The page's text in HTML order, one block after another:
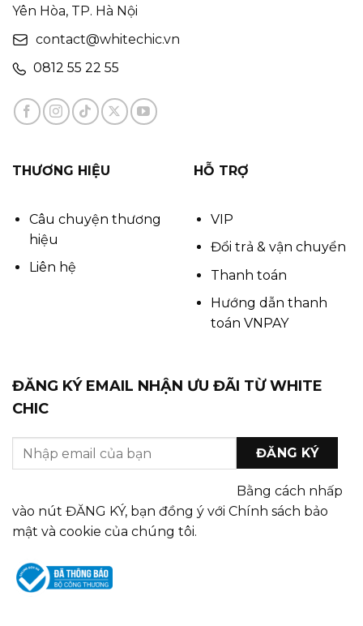
Yên Hòa, TP. Hà Nội
contact@whitechic.vn
0812 55 22 55
THƯƠNG HIỆU
Câu chuyện thương
hiệu
Liên hệ
HỖ TRỢ
VIP
Đổi trả & vận chuyển
Thanh toán
Hướng dẫn thanh
toán VNPAY
ĐĂNG KÝ EMAIL NHẬN ƯU ĐÃI TỪ WHITE
CHIC
Bằng cách nhấp
vào nút ĐĂNG KÝ, bạn đồng ý với Chính sách bảo
mật và cookie của chúng tôi.